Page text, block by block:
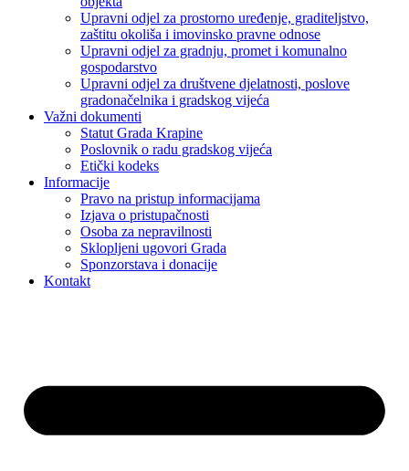
Upravni odjel za prostorno uređenje, graditeljstvo,
zaštitu okoliša i imovinsko pravne odnose
Upravni odjel za gradnju, promet i komunalno
gospodarstvo
Upravni odjel za društvene djelatnosti, poslove
gradonačelnika i gradskog vijeća
Važni dokumenti
Statut Grada Krapine
Poslovnik o radu gradskog vijeća
Etički kodeks
Informacije
Pravo na pristup informacijama
Izjava o pristupačnosti
Osoba za nepravilnosti
Sklopljeni ugovori Grada
Sponzorstava i donacije
Kontakt